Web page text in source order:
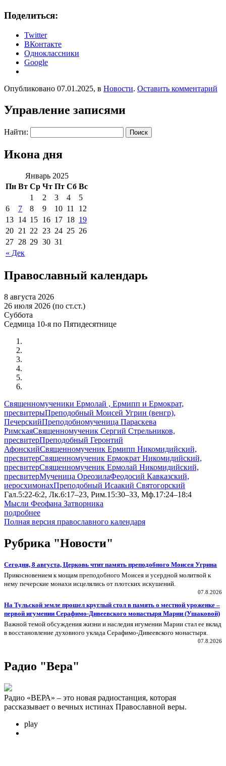
Поделиться:
Twitter
ВКонтакте
Одноклассники
Google
Опубликовано 07.01.2025, в Новости. Оставить комментарий
Управление записями
Найти:
Икона дня
Январь 2025
Пн Вт Ср Чт Пт Сб Вс
« Дек
1 2 3 4
5
6
7 8 9 10 11
12
13 14 15 16 17 18 19
20 21 22 23 24 25 26
27 28 29 30 31
Православный календарь
8 августа 2026
26 июля 2026 (по ст.ст.)
Суббота
Седмица 10-я по Пятидесятнице
Священномученики Ермолай , Ермипп и Ермократ,
пресвитерыПреподобный Моисей Угрин (венгр),
ПечерскийПреподобномученица Параскева
РимскаяСвященномученик Сергий Стрельников,
пресвитерПреподобный Геронтий
АфонскийСвященномученик Ермипп Никомидийский,
пресвитерСвященномученик Ермократ Никомидийский,
пресвитерСвященномученик Ермолай Никомидийский,
пресвитерМученица ОреозилаФеодосий Кавказский,
иеросхимонахПреподобный Исаакий Святогорский
Гал.5:22-6:2, Лк.6:17–23, Рим.15:30–33, Мф.17:24–18:4
Мысли Феофана Затворника
подробнее
Полная версия православного календаря
Рубрика "Новости"
Сегодня, 8 августа, Церковь чтит память преподобного Моисея Угрина
Прикосновением к мощам преподобного Моисея и усердной молитвой к
нему печерские монахи исцелялись от плотских искушений.
07.8.2026
На Тульской земле прошел круглый стол в память о местной уроженке –
первой игумении Серафимо-Дивеевского монастыря Марии (Ушаковой)
Важной темой обсуждения жизни и наследия игумении Марии стал ее вклад
в восстановление духовного уклада Серафимо‑Дивеевского монастыря.
07.8.2026
Радио "Вера"
Радио «ВЕРА» – это новая радиостанция, которая
рассказывает о вечных истинах Православной веры.
play